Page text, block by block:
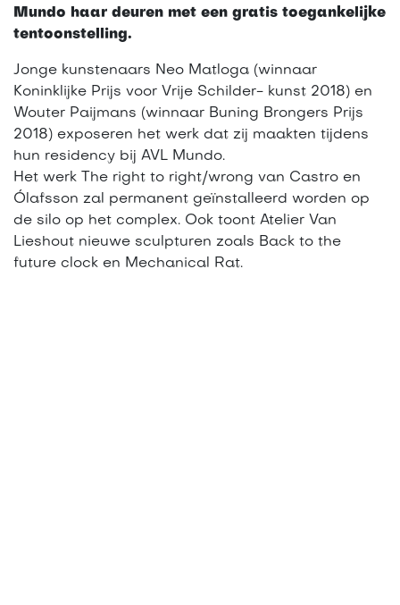
Mundo haar deuren met een gratis toegankelijke
tentoonstelling.
Jonge kunstenaars Neo Matloga (winnaar
Koninklijke Prijs voor Vrije Schilder- kunst 2018) en
Wouter Paijmans (winnaar Buning Brongers Prijs
2018) exposeren het werk dat zij maakten tijdens
hun residency bij AVL Mundo.
Het werk The right to right/wrong van Castro en
Ólafsson zal permanent geïnstalleerd worden op
de silo op het complex. Ook toont Atelier Van
Lieshout nieuwe sculpturen zoals Back to the
future clock en Mechanical Rat.